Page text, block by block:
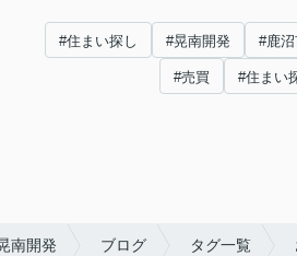
#住まい探し #晃南開発 #鹿
#売買 #住まい
南開発 ブログ タグ一覧